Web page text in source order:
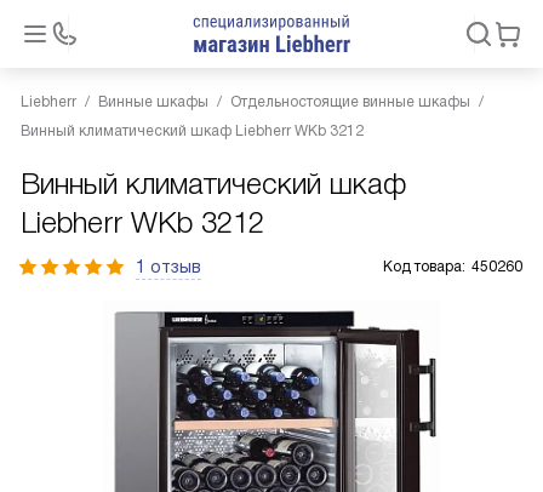
Liebherr Винные шкафы
Отдельностоящие винные шкафы
Винный климатический шкаф Liebherr WKb 3212
Винный климатический шкаф
Liebherr WKb 3212
1 отзыв Код товара: 450260